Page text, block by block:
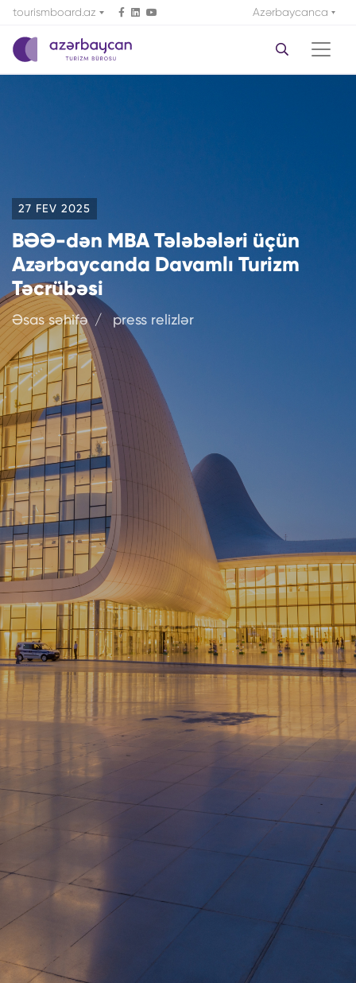
tourismboard.az Azərbaycanca
27 FEV 2025
BƏƏ-dən MBA Tələbələri üçün
Azərbaycanda Davamlı Turizm
Təcrübəsi
Əsas səhifə press relizlər